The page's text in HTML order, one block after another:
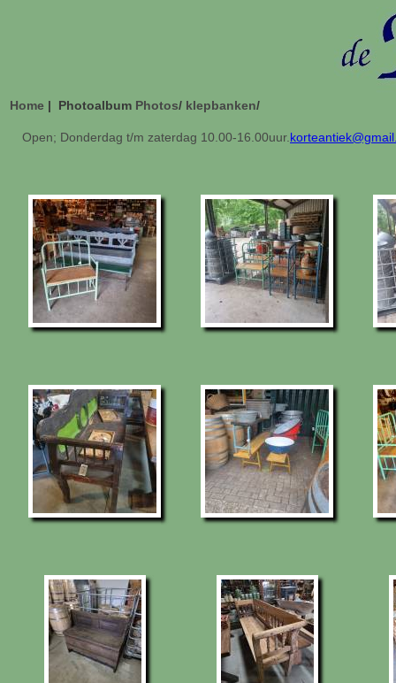
Home | Photoalbum Photos/ klepbanken/
Open; Donderdag t/m zaterdag 10.00-16.00uur.